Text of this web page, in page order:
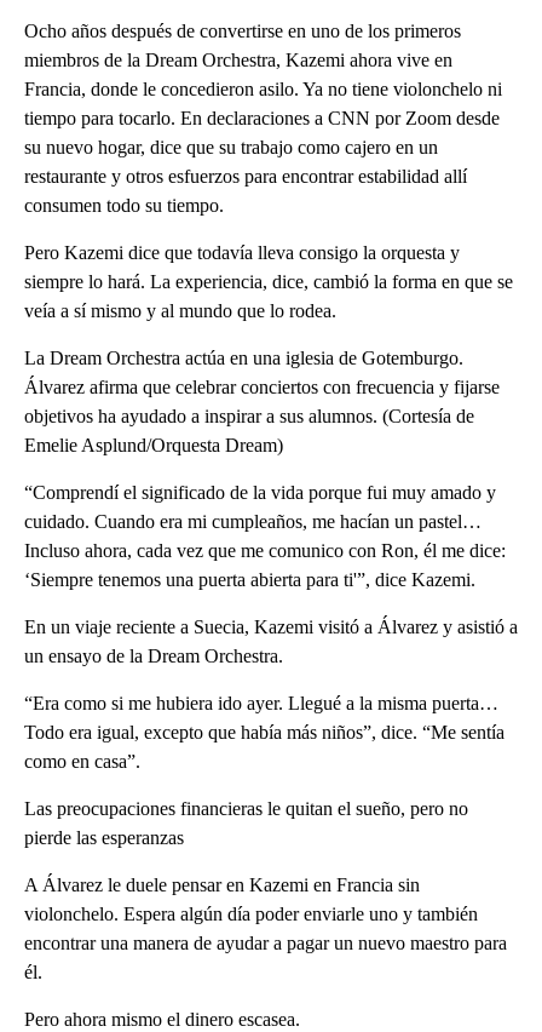
Ocho años después de convertirse en uno de los primeros
miembros de la Dream Orchestra, Kazemi ahora vive en
Francia, donde le concedieron asilo. Ya no tiene violonchelo ni
tiempo para tocarlo. En declaraciones a CNN por Zoom desde
su nuevo hogar, dice que su trabajo como cajero en un
restaurante y otros esfuerzos para encontrar estabilidad allí
consumen todo su tiempo.
Pero Kazemi dice que todavía lleva consigo la orquesta y
siempre lo hará. La experiencia, dice, cambió la forma en que se
veía a sí mismo y al mundo que lo rodea.
La Dream Orchestra actúa en una iglesia de Gotemburgo.
Álvarez afirma que celebrar conciertos con frecuencia y fijarse
objetivos ha ayudado a inspirar a sus alumnos. (Cortesía de
Emelie Asplund/Orquesta Dream)
“Comprendí el significado de la vida porque fui muy amado y
cuidado. Cuando era mi cumpleaños, me hacían un pastel…
Incluso ahora, cada vez que me comunico con Ron, él me dice:
‘Siempre tenemos una puerta abierta para ti'”, dice Kazemi.
En un viaje reciente a Suecia, Kazemi visitó a Álvarez y asistió a
un ensayo de la Dream Orchestra.
“Era como si me hubiera ido ayer. Llegué a la misma puerta…
Todo era igual, excepto que había más niños”, dice. “Me sentía
como en casa”.
Las preocupaciones financieras le quitan el sueño, pero no
pierde las esperanzas
A Álvarez le duele pensar en Kazemi en Francia sin
violonchelo. Espera algún día poder enviarle uno y también
encontrar una manera de ayudar a pagar un nuevo maestro para
él.
Pero ahora mismo el dinero escasea.